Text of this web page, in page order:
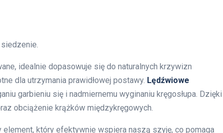
idealnie dopasowuje się do naturalnych krzywizn
dla utrzymania prawidłowej postawy. Lędźwiowe
garbieniu się i nadmiernemu wyginaniu kręgosłupa. Dzięki
obciążenie krążków międzykręgowych.
element, który efektywnie wspiera naszą szyję, co pomaga